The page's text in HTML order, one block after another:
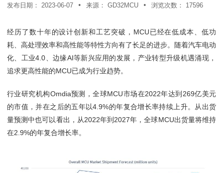
发布日期： 2023-06-07 • 来源： GD32MCU • 浏览次数： 17596
经历了数十年的设计创新和工艺突破，MCU已经在低成本、低功
耗、高处理效率和高性能等特性方向有了长足的进步。随着汽车电动
化、工业4.0、边缘AI等新兴应用的发展，产业转型升级机遇涌现，
追求更高性能的MCU已成为行业趋势。
行业研究机构Omdia预测，全球MCU市场在2022年达到269亿美元
的市值，并在之后的五年以4.9%的年复合增长率持续上升。从出货
量预测中也可以看出，从2022年到2027年，全球MCU出货量将维持
在2.9%的年复合增长率。